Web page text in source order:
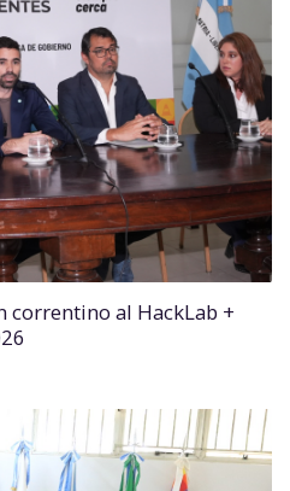
correntino al HackLab +